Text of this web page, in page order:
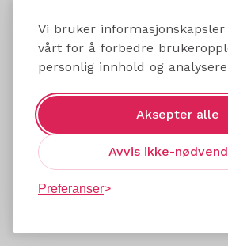
Vi bruker
vårt for å forbedre
personlig innhold og
Aksepter alle
Avvis ikke-
Preferanser